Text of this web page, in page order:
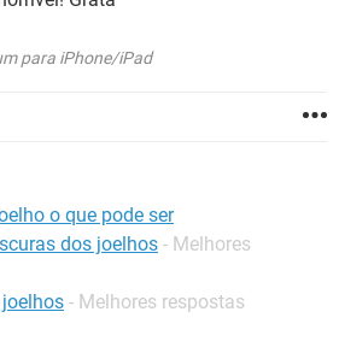
para iPhone/iPad
o que pode ser
dos joelhos - Melhores
- Melhores respostas